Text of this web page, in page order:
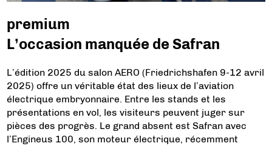
premium
L’occasion manquée de Safran
L’édition 2025 du salon AERO (Friedrichshafen 9-12 avril
2025) offre un véritable état des lieux de l’aviation
électrique embryonnaire. Entre les stands et les
présentations en vol, les visiteurs peuvent juger sur
pièces des progrès. Le grand absent est Safran avec
l’Engineus 100, son moteur électrique, récemment